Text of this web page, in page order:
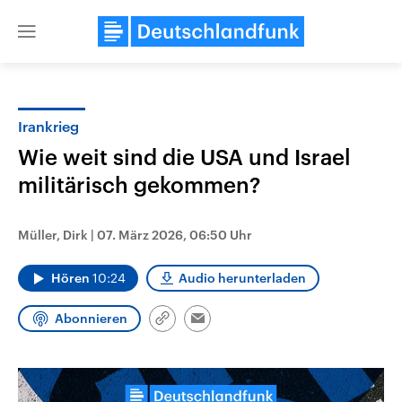
Close
Landtagswahl Sachsen-Anhalt
2026
September 2026 einen neuen
Landtag. Seit 2021 wird das
Bundesland von einer Koalition aus
gehören die Vereinigten
den mächtigsten Ländern
mit großem Einfluss auf
Irankrieg
Wie weit sind die USA und Israel
militärisch gekommen?
Müller, Dirk | 07. März 2026, 06:50 Uhr
Hören 10:24 Audio herunterladen
Abonnieren
Link
Email